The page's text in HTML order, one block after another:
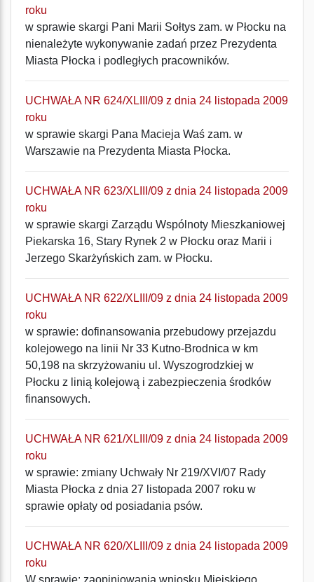
roku
w sprawie skargi Pani Marii Sołtys zam. w Płocku na
nienależyte wykonywanie zadań przez Prezydenta
Miasta Płocka i podległych pracowników.
UCHWAŁA NR 624/XLIII/09 z dnia 24 listopada 2009
roku
w sprawie skargi Pana Macieja Waś zam. w
Warszawie na Prezydenta Miasta Płocka.
UCHWAŁA NR 623/XLIII/09 z dnia 24 listopada 2009
roku
w sprawie skargi Zarządu Wspólnoty Mieszkaniowej
Piekarska 16, Stary Rynek 2 w Płocku oraz Marii i
Jerzego Skarżyńskich zam. w Płocku.
UCHWAŁA NR 622/XLIII/09 z dnia 24 listopada 2009
roku
w sprawie: dofinansowania przebudowy przejazdu
kolejowego na linii Nr 33 Kutno-Brodnica w km
50,198 na skrzyżowaniu ul. Wyszogrodzkiej w
Płocku z linią kolejową i zabezpieczenia środków
finansowych.
UCHWAŁA NR 621/XLIII/09 z dnia 24 listopada 2009
roku
w sprawie: zmiany Uchwały Nr 219/XVI/07 Rady
Miasta Płocka z dnia 27 listopada 2007 roku w
sprawie opłaty od posiadania psów.
UCHWAŁA NR 620/XLIII/09 z dnia 24 listopada 2009
roku
W sprawie: zaopiniowania wniosku Miejskiego